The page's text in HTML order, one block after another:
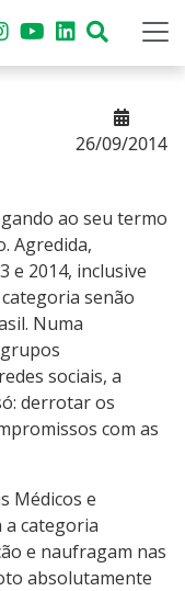
26/09/2014
ao seu termo
Agredida,
e 2014, inclusive
senão
Numa
sociais, a
derrotar os
com as
Médicos e
categoria
e naufragam nas
absolutamente